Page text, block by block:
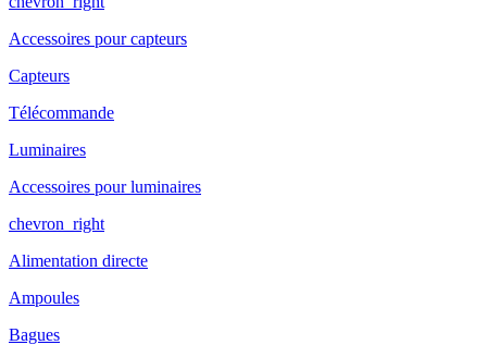
Accessoires pour capteurs
Capteurs
Télécommande
Luminaires
Accessoires pour luminaires
chevron_right
Alimentation directe
Ampoules
Bagues